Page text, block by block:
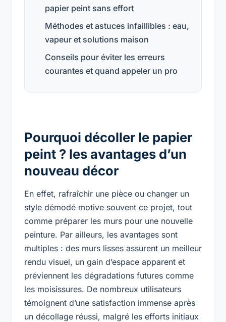
papier peint sans effort
Méthodes et astuces infaillibles : eau,
vapeur et solutions maison
Conseils pour éviter les erreurs
courantes et quand appeler un pro
Pourquoi décoller le papier
peint ? les avantages d’un
nouveau décor
En effet, rafraîchir une pièce ou changer un
style démodé motive souvent ce projet, tout
comme préparer les murs pour une nouvelle
peinture. Par ailleurs, les avantages sont
multiples : des murs lisses assurent un meilleur
rendu visuel, un gain d’espace apparent et
préviennent les dégradations futures comme
les moisissures. De nombreux utilisateurs
témoignent d’une satisfaction immense après
un décollage réussi, malgré les efforts initiaux